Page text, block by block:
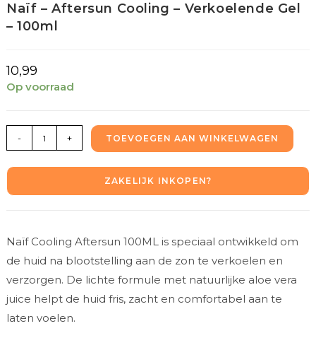
Naïf – Aftersun Cooling – Verkoelende Gel
– 100ml
10,99
Op voorraad
- + TOEVOEGEN AAN WINKELWAGEN
ZAKELIJK INKOPEN?
Naïf Cooling Aftersun 100ML is speciaal ontwikkeld om
de huid na blootstelling aan de zon te verkoelen en
verzorgen. De lichte formule met natuurlijke aloe vera
juice helpt de huid fris, zacht en comfortabel aan te
laten voelen.